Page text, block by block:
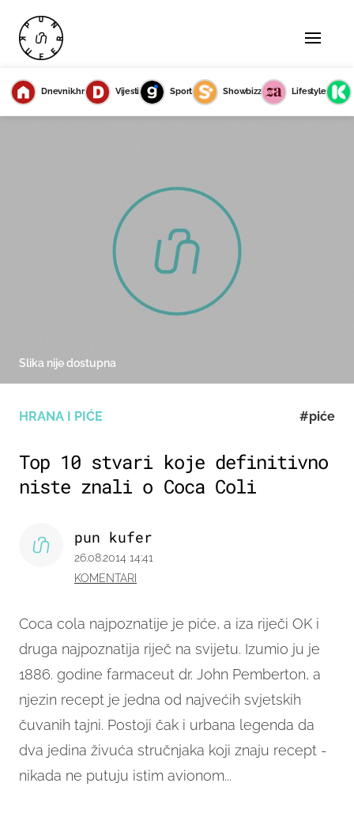
Dnevnik.hr Vijesti Sport Showbizz Lifestyle
HRANA I PIĆE #piće
Top 10 stvari koje definitivno
niste znali o Coca Coli
Coca cola najpoznatije je piće, a iza riječi OK i
druga najpoznatija riječ na svijetu. Izumio ju je
1886. godine farmaceut dr. John Pemberton, a
njezin recept je jedna od najvećih svjetskih
čuvanih tajni. Postoji čak i urbana legenda da
dva jedina živuća stručnjaka koji znaju recept -
nikada ne putuju istim avionom...
pun kufer
26.08.2014 14:41
KOMENTARI
Slika nije dostupna